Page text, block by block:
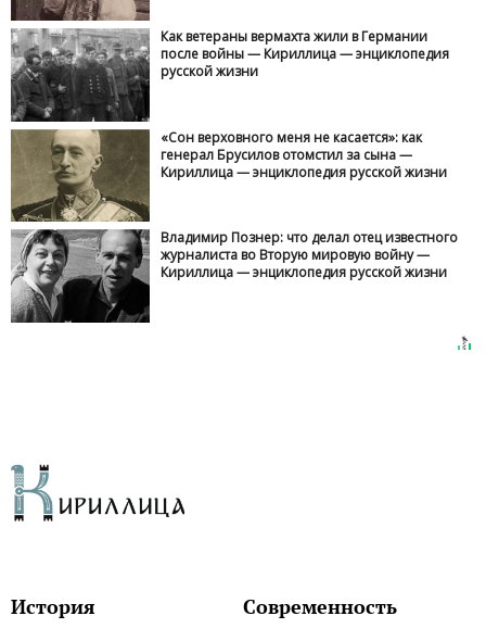
Как ветераны вермахта жили в Германии
после войны — Кириллица — энциклопедия
русской жизни
«Сон верховного меня не касается»: как
генерал Брусилов отомстил за сына —
Кириллица — энциклопедия русской жизни
Владимир Познер: что делал отец известного
журналиста во Вторую мировую войну —
Кириллица — энциклопедия русской жизни
История
Современность